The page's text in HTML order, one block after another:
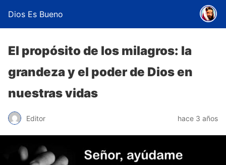
Dios Es Bueno
El propósito de los milagros: la
grandeza y el poder de Dios en
nuestras vidas
Editor hace 3 años